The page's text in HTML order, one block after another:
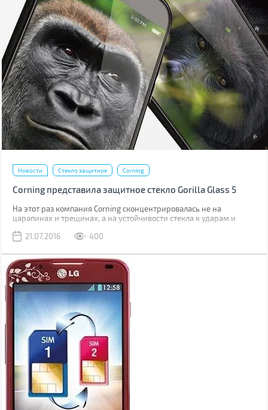
Новости Стекло защитное Corning
Corning представила защитное стекло Gorilla Glass 5
На этот раз компания Corning сконцентрировалась не на
царапинах и трещинах, а на устойчивости стекла к ударам и
21.07.2016
400